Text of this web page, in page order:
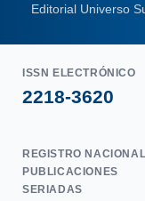
Editorial Universo
ISSN ELECTRÓNICO
2218-3620
REGISTRO
PUBLICACIONES
SERIADAS